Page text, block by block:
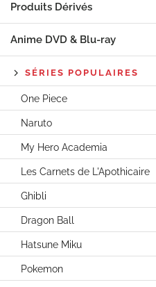
Produits Dérivés
Anime DVD & Blu‑ray
SÉRIES POPULAIRES
One Piece
Naruto
My Hero Academia
Les Carnets de L'Apothicaire
Ghibli
Dragon Ball
Hatsune Miku
Pokemon